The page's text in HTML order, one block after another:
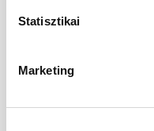
Statisztikai
Marketing
2023. február
2022. december
2022. november